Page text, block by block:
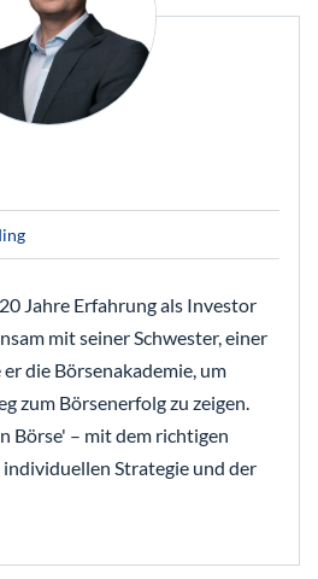
Jahre Erfahrung als Investor
mit seiner Schwester, einer
die Börsenakademie, um
zum Börsenerfolg zu zeigen.
Börse' – mit dem richtigen
Strategie und der